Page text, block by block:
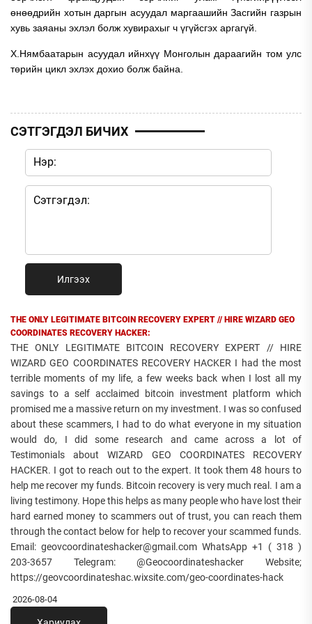
өнөөдрийн хотын даргын асуудал маргаашийн Засгийн газрын
хувь заяаны эхлэл болж хувирахыг ч үгүйсгэх аргагүй.
Х.Нямбаатарын асуудал ийнхүү Монголын дараагийн том улс
төрийн цикл эхлэх дохио болж байна.
СЭТГЭГДЭЛ БИЧИХ
Илгээх
THE ONLY LEGITIMATE BITCOIN RECOVERY EXPERT // HIRE WIZARD GEO
COORDINATES RECOVERY HACKER:
THE ONLY LEGITIMATE BITCOIN RECOVERY EXPERT // HIRE
WIZARD GEO COORDINATES RECOVERY HACKER I had the most
terrible moments of my life, a few weeks back when I lost all my
savings to a self acclaimed bitcoin investment platform which
promised me a massive return on my investment. I was so confused
about these scammers, I had to do what everyone in my situation
would do, I did some research and came across a lot of
Testimonials about WIZARD GEO COORDINATES RECOVERY
HACKER. I got to reach out to the expert. It took them 48 hours to
help me recover my funds. Bitcoin recovery is very much real. I am a
living testimony. Hope this helps as many people who have lost their
hard earned money to scammers out of trust, you can reach them
through the contact below for help to recover your scammed funds.
Email: geovcoordinateshacker@gmail.com WhatsApp +1 ( 318 )
203-3657 Telegram: @Geocoordinateshacker Website;
https://geovcoordinateshac.wixsite.com/geo-coordinates-hack
2026-08-04